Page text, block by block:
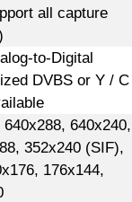
all capture
to-Digital
DVBS or Y / C
640x240,
352x240 (SIF),
176x144,